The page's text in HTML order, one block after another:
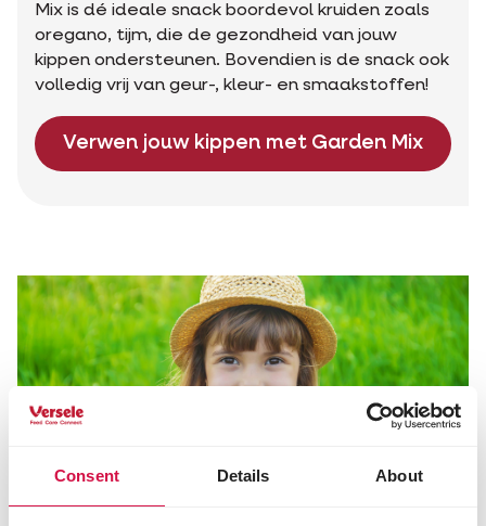
Consent Details About
Mix is dé ideale snack boordevol kruiden zoals
oregano, tijm, die de gezondheid van jouw
kippen ondersteunen. Bovendien is de snack ook
volledig vrij van geur-, kleur- en smaakstoffen!
Verwen jouw kippen met Garden Mix